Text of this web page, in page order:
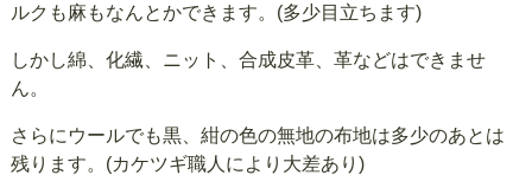
ルクも麻もなんとかできます。(多少目立ちます)
しかし綿、化繊、ニット、合成皮革、革などはできませ
ん。
さらにウールでも黒、紺の色の無地の布地は多少のあとは
残ります。(カケツギ職人により大差あり)